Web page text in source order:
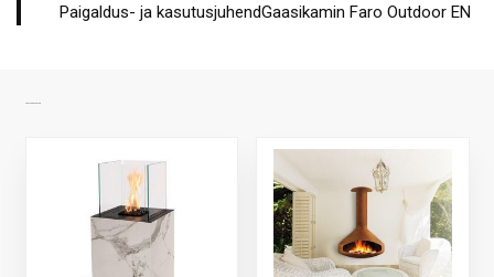
Paigaldus- ja kasutusjuhendGaasikamin Faro Outdoor EN